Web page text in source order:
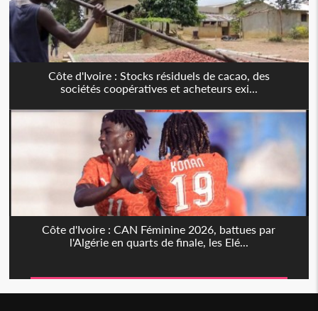
Côte d'Ivoire : Stocks résiduels de cacao, des
sociétés coopératives et acheteurs exi...
Côte d'Ivoire : CAN Féminine 2026, battues par
l'Algérie en quarts de finale, les Elé...